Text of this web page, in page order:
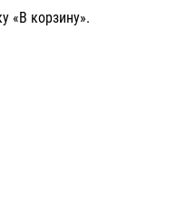
«В корзину».